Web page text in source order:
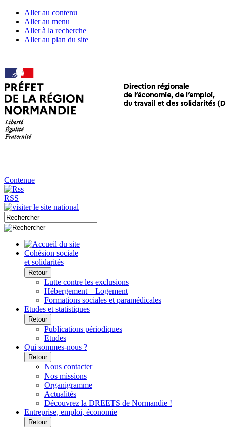
Aller au contenu
Aller au menu
Aller à la recherche
Aller au plan du site
Contenue
RSS
Cohésion sociale
et solidarités
Retour
Lutte contre les exclusions
Hébergement – Logement
Formations sociales et paramédicales
Etudes et statistiques
Retour
Publications périodiques
Etudes
Qui sommes-nous ?
Retour
Nous contacter
Nos missions
Organigramme
Actualités
Découvrez la DREETS de Normandie !
Entreprise, emploi, économie
Retour